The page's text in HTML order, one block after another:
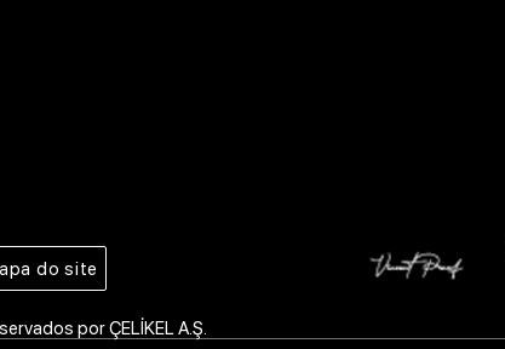
do site
por ÇELİKEL A.Ş.